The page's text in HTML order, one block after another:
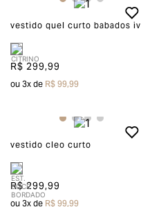
vestido quel curto babados iv
R$ 299,99
ou3x deR$ 99,99
vestido cleo curto
R$ 299,99